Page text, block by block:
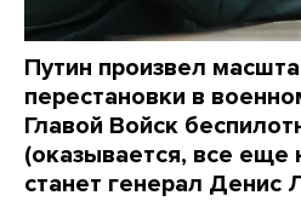
Путин произвел
перестановки в
Главой Войск
(оказывается, все еще
станет генерал Денис